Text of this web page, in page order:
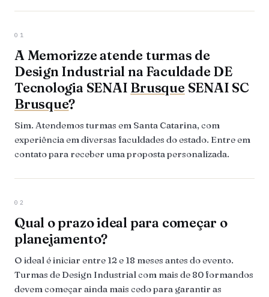
01
A Memorizze atende turmas de
Design Industrial na Faculdade DE
Tecnologia SENAI Brusque SENAI SC
Brusque?
Sim. Atendemos turmas em Santa Catarina, com
experiência em diversas faculdades do estado. Entre em
contato para receber uma proposta personalizada.
02
Qual o prazo ideal para começar o
planejamento?
O ideal é iniciar entre 12 e 18 meses antes do evento.
Turmas de Design Industrial com mais de 80 formandos
devem começar ainda mais cedo para garantir as